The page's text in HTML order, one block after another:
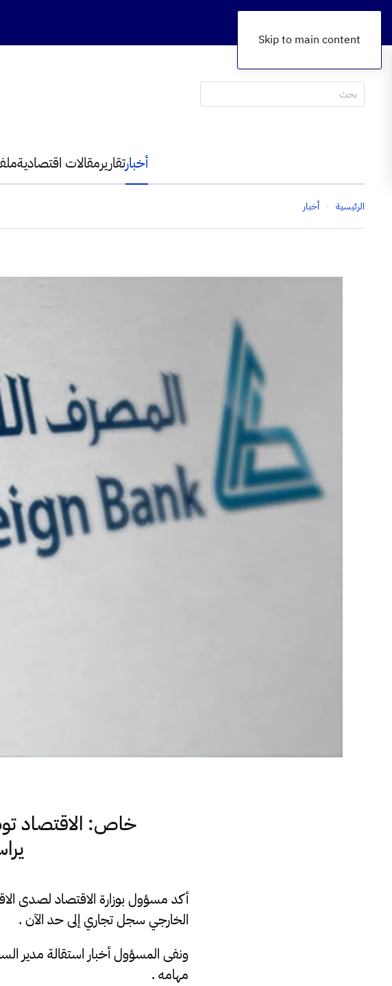
Skip to main content
أخبارتقاريرمقالات اقتصادية
الرئيسية أخبار
خاص: الاقتصاد
أكد مسؤول بوزارة الاقتصاد لصدى
الخارجي سجل تجاري إلى حد الآن .
ونفى المسؤول أخبار استقالة مدير
مهامه .